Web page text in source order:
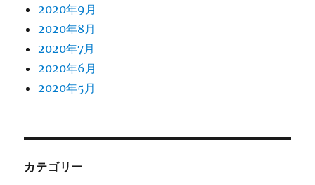
2020年9月
2020年8月
2020年7月
2020年6月
2020年5月
カテゴリー